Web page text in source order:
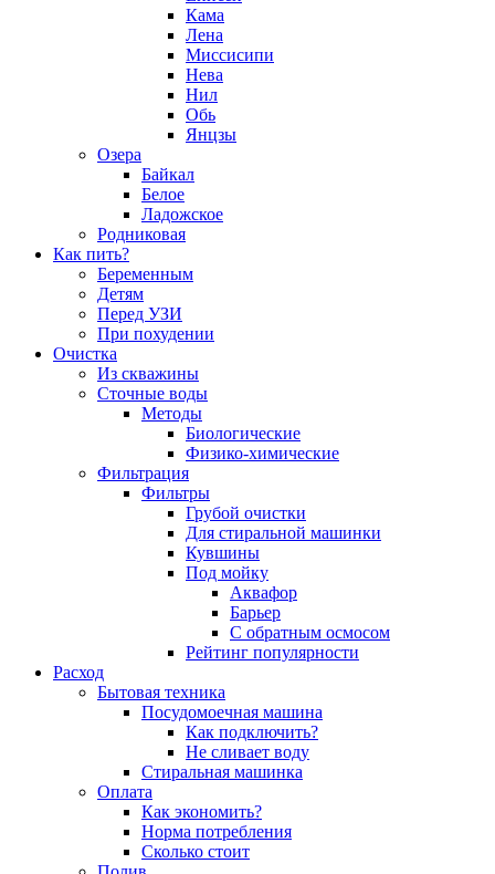
Кама
Лена
Миссисипи
Нева
Нил
Обь
Янцзы
Озера
Байкал
Белое
Ладожское
Родниковая
Как пить?
Беременным
Детям
Перед УЗИ
При похудении
Очистка
Из скважины
Сточные воды
Методы
Биологические
Физико-химические
Фильтрация
Фильтры
Грубой очистки
Для стиральной машинки
Кувшины
Под мойку
Аквафор
Барьер
С обратным осмосом
Рейтинг популярности
Расход
Бытовая техника
Посудомоечная машина
Как подключить?
Не сливает воду
Стиральная машинка
Оплата
Как экономить?
Норма потребления
Сколько стоит